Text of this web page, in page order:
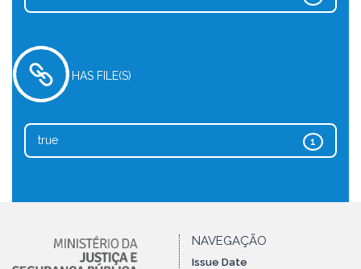
HAS FILE(S)
1
true
NAVEGAÇÃO
Issue Date